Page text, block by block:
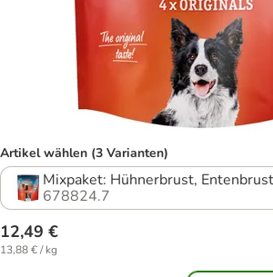
Artikel wählen (3 Varianten)
Mixpaket: Hühnerbrust,
678824.7
12,49 €
13,88 € / kg